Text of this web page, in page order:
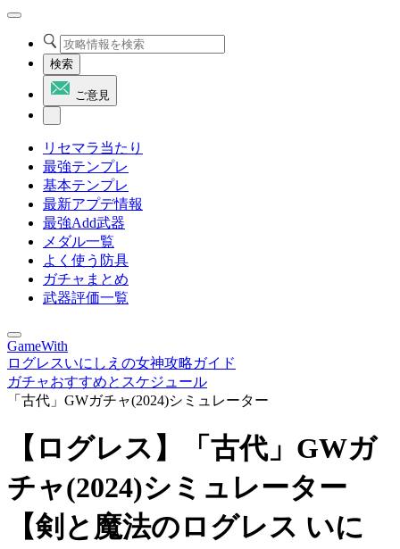
検索
ご意見
リセマラ当たり
最強テンプレ
基本テンプレ
最新アプデ情報
最強Add武器
メダル一覧
よく使う防具
ガチャまとめ
武器評価一覧
GameWith
ログレスいにしえの女神攻略ガイド
ガチャおすすめとスケジュール
「古代」GWガチャ(2024)シミュレーター
【ログレス】「古代」GWガ
チャ(2024)シミュレーター
【剣と魔法のログレス いに